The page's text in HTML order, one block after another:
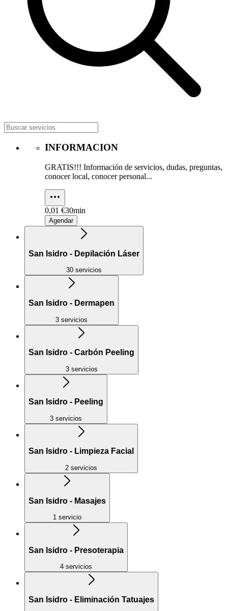
INFORMACION
GRATIS!!! Información de servicios, dudas, preguntas,
conocer local, conocer personal...
0,01 €30min
Agendar
San Isidro - Depilación Láser
30 servicios
San Isidro - Dermapen
3 servicios
San Isidro - Carbón Peeling
3 servicios
San Isidro - Peeling
3 servicios
San Isidro - Limpieza Facial
2 servicios
San Isidro - Masajes
1 servicio
San Isidro - Presoterapia
4 servicios
San Isidro - Eliminación Tatuajes